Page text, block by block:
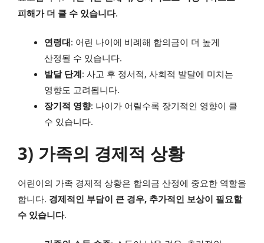
피해가 더 클 수 있습니다.
연령대: 어린 나이에 비례해 합의금이 더 높게
산정될 수 있습니다.
발달 단계: 사고 후 정서적, 사회적 발달에 미치는
영향도 고려됩니다.
장기적 영향: 나이가 어릴수록 장기적인 영향이 클
수 있습니다.
3) 가족의 경제적 상황
어린이의 가족 경제적 상황은 합의금 산정에 중요한 역할을
합니다. 경제적인 부담이 큰 경우, 추가적인 보상이 필요할
수 있습니다.